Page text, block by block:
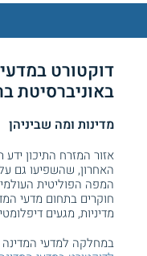
באוניברסיטת
מדינות ומה שביניהן
אזור המזרח התיכון
האחרון, שהשפיעו גם
המפה הפוליטית
חוקרים בתחום מדעי
מדיניות, מגעים
במחלקה למדעי המדינה